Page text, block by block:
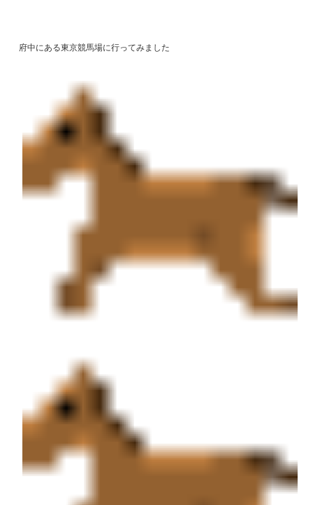
府中にある東京競馬場に行ってみました